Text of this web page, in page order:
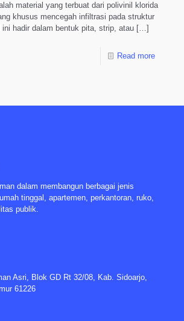
material yang terbuat dari polivinil klorida
khusus mencegah infiltrasi pada struktur
ini hadir dalam bentuk pita, strip, atau […]
Read more
dalam membangun berbagai jenis
tinggal, apartemen, perkantoran, ruko,
publik.
Asri, Blok GD Rt 32/08, Kab. Sidoarjo,
61226